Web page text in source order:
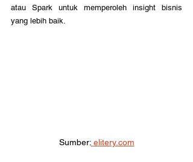
atau Spark untuk memperoleh insight bisnis
yang lebih baik.
Sumber: elitery.com